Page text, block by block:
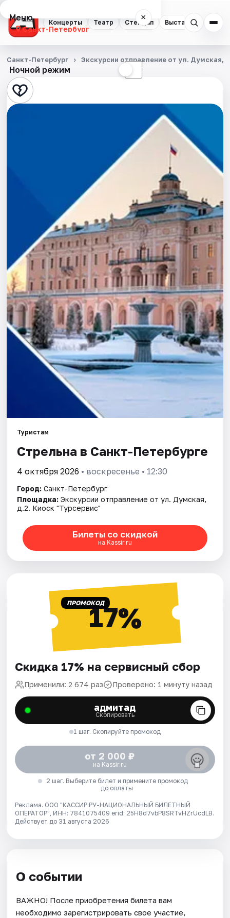
Концерты Театр Стендап Выставки
Меню ×
Санкт-Петербург
Концерты
Театр
Стендап
Города
Площадки
Артисты
Рейтинги
Ночной режим ☾
Санкт-Петербург Экскурсии отправление от ул. Думская,
Туристам
Стрельна в Санкт-Петербурге
4 октября 2026 • воскресенье • 12:30
Город: Санкт-Петербург
Площадка: Экскурсии отправление от ул. Думская,
д.2. Киоск "Турсервис"
Билеты со скидкой
на Kassir.ru
ПРОМОКОД17%
Скидка 17% на сервисный сбор
Применили: 2 674 раз Проверено: 1 минуту назад
адмитад
Скопировать
1 шаг. Скопируйте промокод
от 2 000 ₽
на Kassir.ru
2 шаг. Выберите билет и примените промокод
до оплаты
Реклама. ООО "КАССИР.РУ-НАЦИОНАЛЬНЫЙ БИЛЕТНЫЙ
ОПЕРАТОР", ИНН: 7841075409 erid: 25H8d7vbP8SRTvHZrUcdLB.
Действует до 31 августа 2026
О событии
ВАЖНО! После приобретения билета вам
необходимо зарегистрировать свое участие,